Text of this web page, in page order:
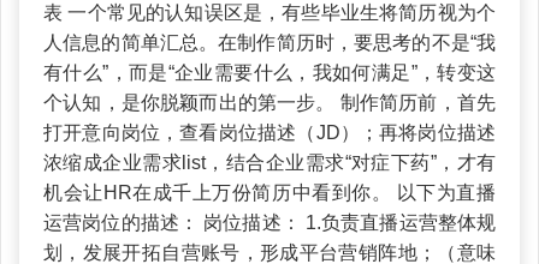
表 一个常见的认知误区是，有些毕业生将简历视为个
人信息的简单汇总。在制作简历时，要思考的不是“我
有什么”，而是“企业需要什么，我如何满足”，转变这
个认知，是你脱颖而出的第一步。 制作简历前，首先
打开意向岗位，查看岗位描述（JD）；再将岗位描述
浓缩成企业需求list，结合企业需求“对症下药”，才有
机会让HR在成千上万份简历中看到你。 以下为直播
运营岗位的描述： 岗位描述： 1.负责直播运营整体规
划，发展开拓自营账号，形成平台营销阵地；（意味